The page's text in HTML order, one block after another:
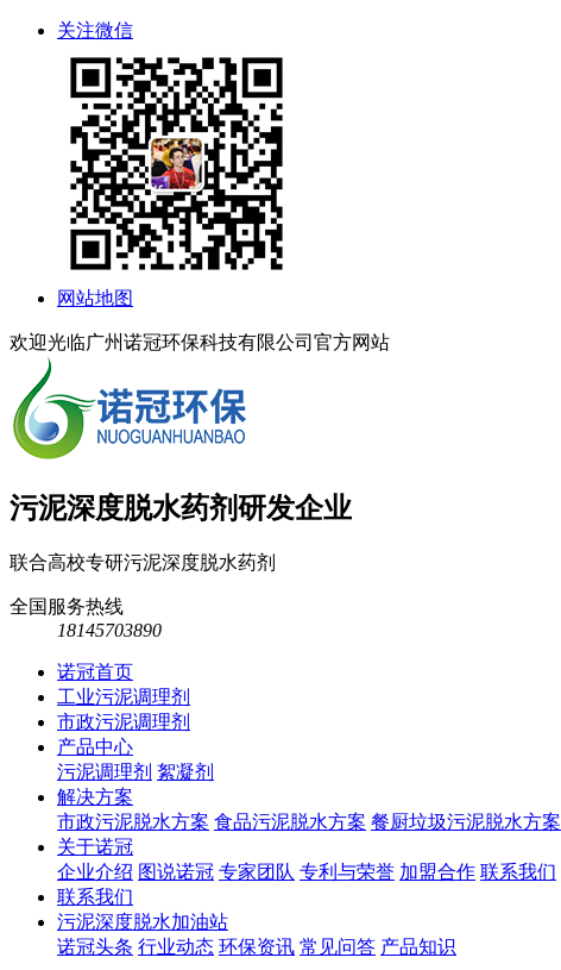
关注微信
网站地图
欢迎光临广州诺冠环保科技有限公司官方网站
污泥深度脱水药剂研发企业
联合高校专研污泥深度脱水药剂
全国服务热线
18145703890
诺冠首页
工业污泥调理剂
市政污泥调理剂
产品中心
污泥调理剂 絮凝剂
解决方案
市政污泥脱水方案 食品污泥脱水方案 餐厨垃圾污泥脱水方案
关于诺冠
企业介绍 图说诺冠 专家团队 专利与荣誉 加盟合作 联系我们
联系我们
污泥深度脱水加油站
诺冠头条 行业动态 环保资讯 常见问答 产品知识